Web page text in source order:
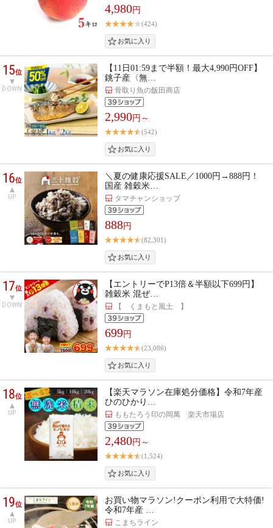
4,980円
(424)
15位
DOWN
【11日01:59まで半額！最大4,990円OFF】
銚子産〈無…
骨取り魚の飯田商店
2,990円～
(542)
16位
UP
＼夏の健康応援SALE／1000円→888円！
国産 雑穀米…
タマチャンショップ
888円
(82,301)
17位
DOWN
【エントリーでP13倍＆半額以下699円】
雑穀米 混ぜ…
【 くまもと風土 】
699円
(23,086)
18位
UP
【楽天マラソン在庫処分価格】令和7年産
ひのひかり…
ももたろう印の岡萬 楽天市場店
2,480円～
(1,524)
19位
UP
お買い物マラソン!クーポン利用で大特価!
令和7年産 …
こまちライン